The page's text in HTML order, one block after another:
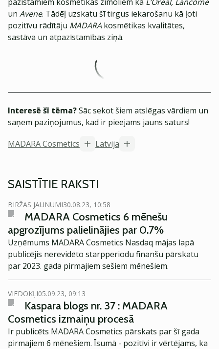
un Avene. Tādēļ uzskatu šī tirgus iekarošanu kā ļoti
pozitīvu rādītāju MADARA kosmētikas kvalitātes,
sastāva un atpazīstamības ziņā.
Interesē šī tēma?Sāc sekot šiem atslēgas vārdiem un
saņem paziņojumus, kad ir pieejams jauns saturs!
MADARA Cosmetics
Latvija
SAISTĪTIE RAKSTI
BIRŽAS JAUNUMI30.08.23, 10:58
MADARA Cosmetics 6 mēnešu
apgrozījums palielinājies par 0.7%
Uzņēmums MADARA Cosmetics Nasdaq mājas lapā
publicējis nerevidēto starpperiodu finanšu pārskatu
par 2023. gada pirmajiem sešiem mēnešiem.
VIEDOKĻI05.09.23, 09:13
Kaspara blogs nr. 37 : MADARA
Cosmetics izmaiņu procesā
Ir publicēts MADARA Cosmetics pārskats par šī gada
pirmajiem 6 mēnešiem. Īsumā - pozitīvi ir vērtējams, ka